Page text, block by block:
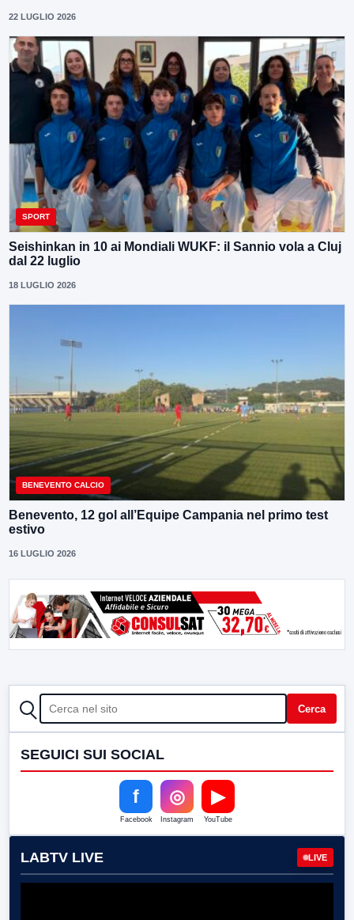
22 LUGLIO 2026
SPORT
Seishinkan in 10 ai Mondiali WUKF: il Sannio vola a Cluj
dal 22 luglio
18 LUGLIO 2026
BENEVENTO CALCIO
Benevento, 12 gol all’Equipe Campania nel primo test
estivo
16 LUGLIO 2026
CERCA Cerca
SEGUICI SUI SOCIAL
f
Facebook
◎
Instagram
▶
YouTube
LABTV LIVE LIVE